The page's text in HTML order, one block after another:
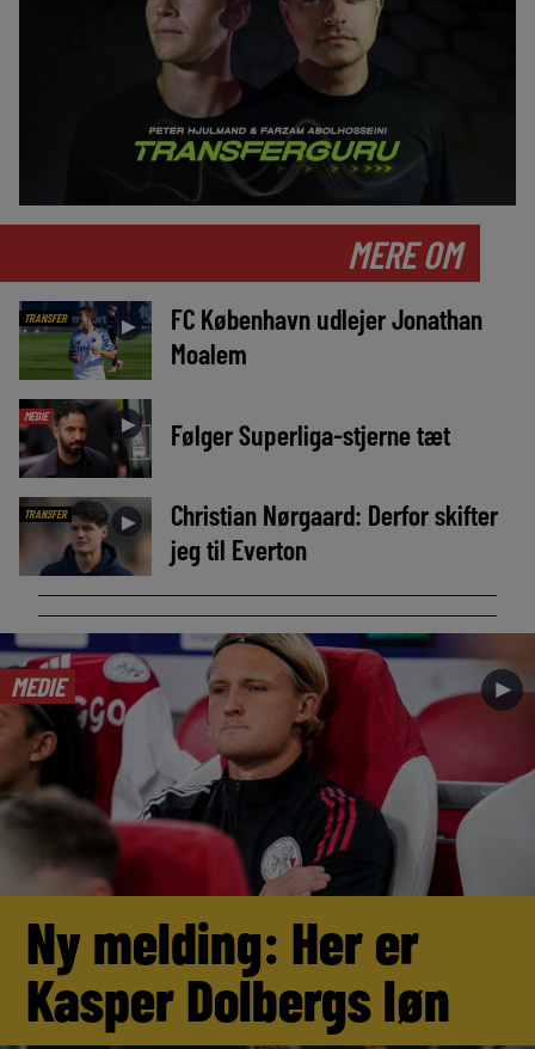
MERE OM
TRANSFER ►
FC København udlejer Jonathan
Moalem
MEDIE ► Følger Superliga-stjerne tæt
TRANSFER ►
Christian Nørgaard: Derfor skifter
jeg til Everton
MEDIE ►
Ny melding: Her er
Kasper Dolbergs løn